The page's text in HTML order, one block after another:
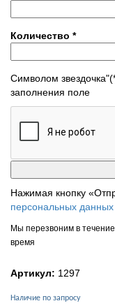
Количество *
Символом
заполнения поле
Нажимая кнопку
персональных данных
Мы перезвоним в
время
Артикул: 1297
Наличие по запросу